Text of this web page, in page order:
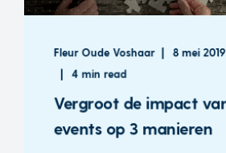
Fleur Oude Voshaar 8 mei
4 min read
Vergroot de impact
events op 3 manieren